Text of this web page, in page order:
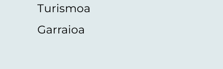
Turismoa
Garraioa